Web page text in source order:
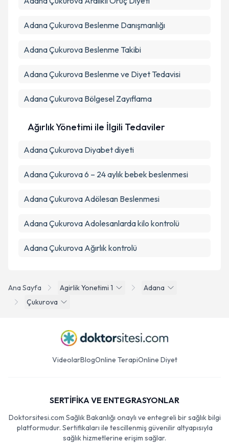
Ana Sayfa Agirlik Yonetimi 1
Adana
Çukurova
Adana Çukurova Beslenme Danışmanlığı
Adana Çukurova Beslenme Takibi
Adana Çukurova Beslenme ve Diyet Tedavisi
Adana Çukurova Bölgesel Zayıflama
Ağırlık Yönetimi ile İlgili Tedaviler
Adana Çukurova Diyabet diyeti
Adana Çukurova 6 – 24 aylık bebek beslenmesi
Adana Çukurova Adölesan Beslenmesi
Adana Çukurova Adolesanlarda kilo kontrolü
Adana Çukurova Ağırlık kontrolü
VideolarBlogOnline TerapiOnline Diyet
SERTİFİKA VE ENTEGRASYONLAR
Doktorsitesi.com Sağlık Bakanlığı onaylı ve entegreli bir sağlık bilgi
platformudur. Sertifikaları ile tescillenmiş güvenilir altyapısıyla
sağlık hizmetlerine erişim sağlar.